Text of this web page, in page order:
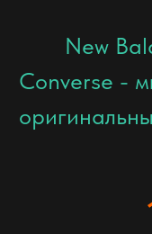
New
Converse -